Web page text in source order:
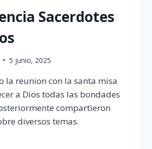
Sacerdotes
5 junio, 2025
la reunion con la santa misa
a Dios todas las bondades
compartieron
diversos temas.